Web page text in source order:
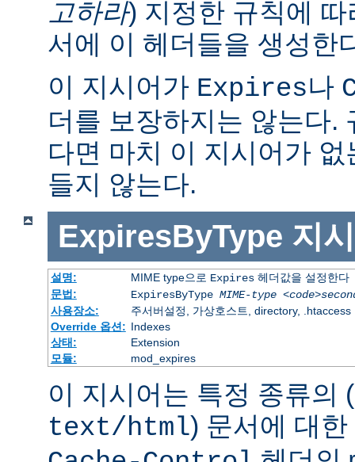
고하라) 지정한 규칙에
서에 이 헤더들을 생성한
이 지시어가 Expires나
더를 보장하지는 않는다.
다면 마치 이 지시어가
들지 않는다.
ExpiresByType 지
설명: MIME type으로 Expires헤더값을 설정한다
문법:
ExpiresByType MIME-type
사용장소:
주서버설정, 가상호스트, directory, .htaccess
Override 옵션: Indexes
상태:
Extension
모듈:
mod_expires
이 지시어는 특정 종류의 (
text/html) 문서에 대한